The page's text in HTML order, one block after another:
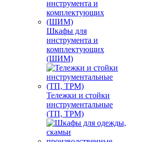
Шкафы для
инструмента и
комплектующих
(ШИМ)
Тележки и стойки
инструментальные
(ТП, ТРМ)